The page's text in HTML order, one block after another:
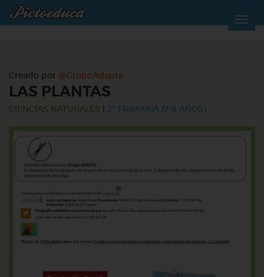
Creado por @GrupoAdapta
LAS PLANTAS
CIENCIAS NATURALES 2º PRIMARIA (7-8 AÑOS)